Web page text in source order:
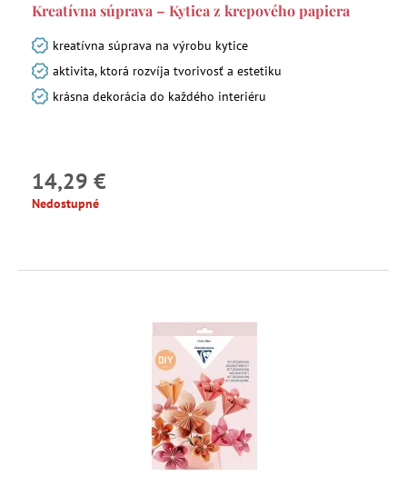
Kreatívna súprava – Kytica z krepového papiera
kreatívna súprava na výrobu kytice
aktivita, ktorá rozvíja tvorivosť a estetiku
krásna dekorácia do každého interiéru
14,29 €
Nedostupné